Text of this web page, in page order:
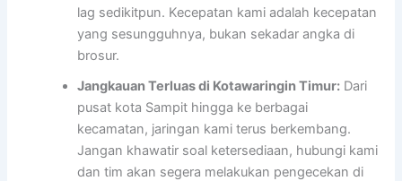
lag sedikitpun. Kecepatan kami adalah kecepatan
yang sesungguhnya, bukan sekadar angka di
brosur.
Jangkauan Terluas di Kotawaringin Timur: Dari
pusat kota Sampit hingga ke berbagai
kecamatan, jaringan kami terus berkembang.
Jangan khawatir soal ketersediaan, hubungi kami
dan tim akan segera melakukan pengecekan di